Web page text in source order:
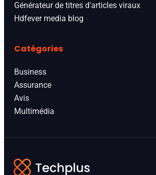
Générateur de titres d'articles viraux
Hdfever media blog
Catégories
Business
Assurance
Avis
Multimédia